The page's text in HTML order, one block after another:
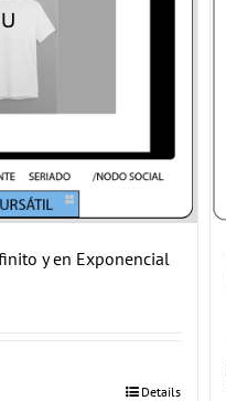
y en Exponencial
Details